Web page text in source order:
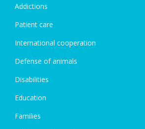
Addictions
Patient care
International cooperation
Defense of animals
Disabilities
Education
Families